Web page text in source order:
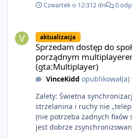
https://netflix.com/GTAVI
https://
Czwartek o 12:312 dn 0
aktualizacja
Sprzedam dostęp do
porządnym
(gta:Multiplayer)
VinceKidd
Zalety: Świetna
strzelanina i ruchy nie
(nie potrzeba żadnych fixów
jest dobrze